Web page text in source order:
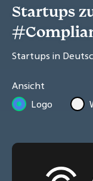
Startups
Startups in
Ansicht
Logo